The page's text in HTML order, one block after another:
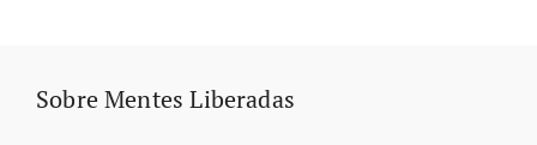
Sobre Mentes Liberadas